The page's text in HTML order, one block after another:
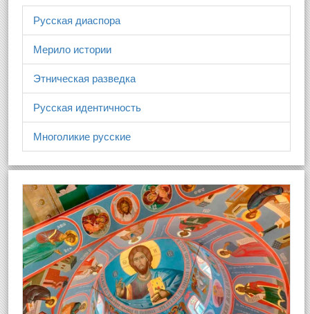
Русская диаспора
Мерило истории
Этническая разведка
Русская идентичность
Многоликие русские